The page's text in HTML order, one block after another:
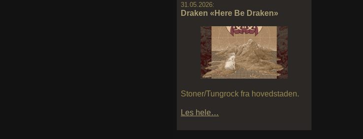
31.05.2026:
Draken «Here Be Draken»
Stoner/Tungrock fra hovedstaden.
Les hele…